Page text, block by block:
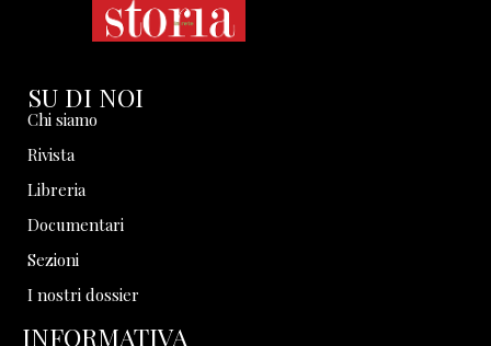
SU DI NOI
Chi siamo
Rivista
Libreria
Documentari
Sezioni
I nostri dossier
INFORMATIVA